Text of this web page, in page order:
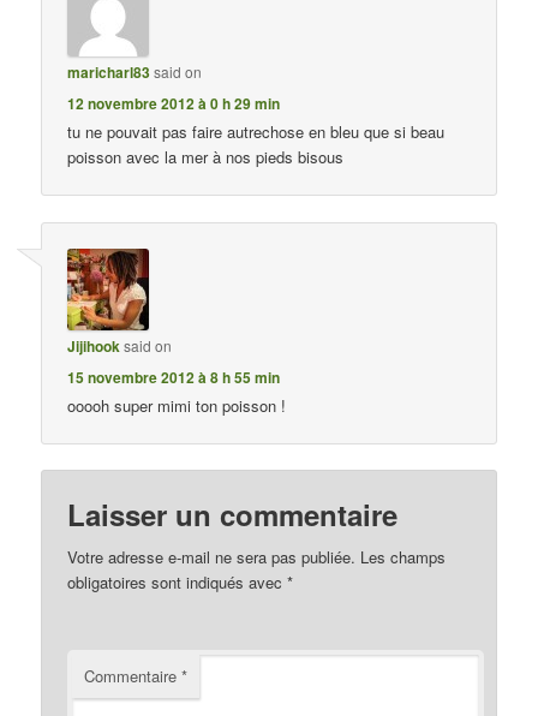
maricharl83said on
12 novembre 2012 à 0 h 29 min
tu ne pouvait pas faire autrechose en bleu que si beau
poisson avec la mer à nos pieds bisous
Jijihooksaid on
15 novembre 2012 à 8 h 55 min
ooooh super mimi ton poisson !
Laisser un commentaire
Votre adresse e-mail ne sera pas publiée. Les champs
obligatoires sont indiqués avec*
Commentaire*